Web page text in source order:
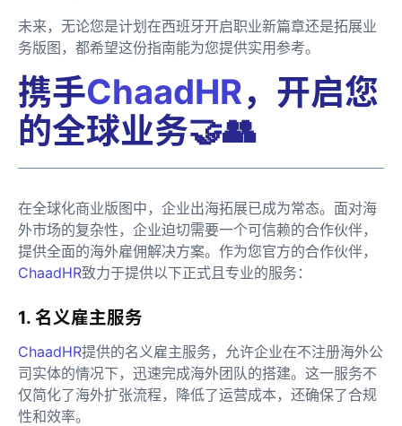
未来，无论您是计划在西班牙开启职业新篇章还是拓展业
务版图，都希望这份指南能为您提供实用参考。
携手ChaadHR，开启您
的全球业务🤝👥
在全球化商业版图中，企业出海拓展已成为常态。面对海
外市场的复杂性，企业迫切需要一个可信赖的合作伙伴，
提供全面的海外雇佣解决方案。作为您官方的合作伙伴，
ChaadHR致力于提供以下正式且专业的服务：
1. 名义雇主服务
ChaadHR提供的名义雇主服务，允许企业在不注册海外公
司实体的情况下，迅速完成海外团队的搭建。这一服务不
仅简化了海外扩张流程，降低了运营成本，还确保了合规
性和效率。